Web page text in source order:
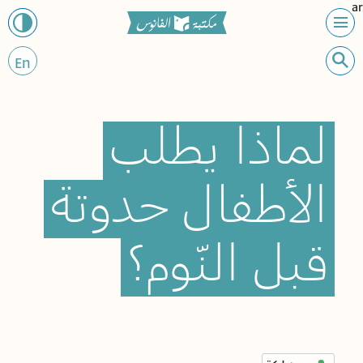
ar
En
لماذا يطلب
الأطفال حدوتة
قبل النّوم؟